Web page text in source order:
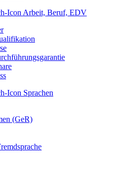
(GeR)